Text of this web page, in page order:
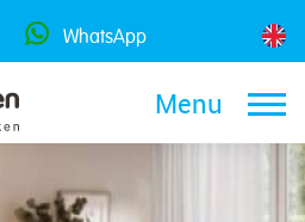
WhatsApp
Menu